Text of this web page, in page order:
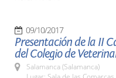
09/10/2017
Presentación de la II
del Colegio de
Salamanca (Salamanca)